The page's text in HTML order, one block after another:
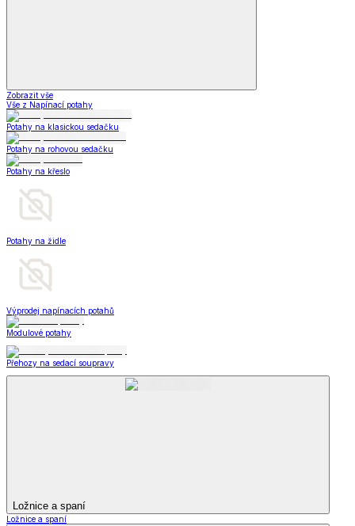
Zobrazit vše
Vše z Napínací potahy
Potahy na klasickou sedačku
Potahy na rohovou sedačku
Potahy na křeslo
Potahy na židle
Výprodej napínacích potahů
Modulové potahy
Přehozy na sedací soupravy
Ložnice a spaní
Ložnice a spaní